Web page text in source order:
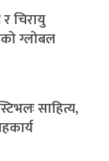
चिरायु
ग्लोबल
साहित्य,